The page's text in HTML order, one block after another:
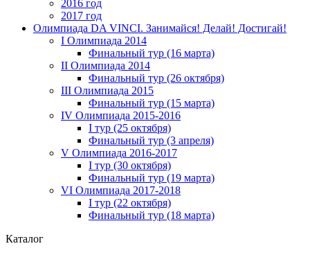
2016 год
2017 год
Олимпиада DA VINCI. Занимайся! Делай! Достигай!
I Олимпиада 2014
Финальный тур (16 марта)
II Олимпиада 2014
Финальный тур (26 октября)
III Олимпиада 2015
Финальный тур (15 марта)
IV Олимпиада 2015-2016
I тур (25 октября)
Финальный тур (3 апреля)
V Олимпиада 2016-2017
I тур (30 октября)
Финальный тур (19 марта)
VI Олимпиада 2017-2018
I тур (22 октября)
Финальный тур (18 марта)
Каталог